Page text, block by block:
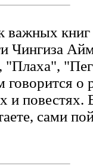
важных
Чингиза
"Плаха",
о
и
сами